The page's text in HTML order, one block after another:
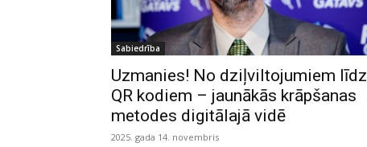
Sabiedrība
Uzmanies! No dziļviltojumiem līdz
QR kodiem – jaunākās krāpšanas
metodes digitālajā vidē
2025. gada 14. novembris